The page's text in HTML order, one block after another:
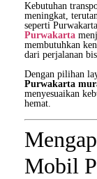
Kebutuhan
meningkat,
seperti
Purwakarta
membutuhkan
dari perjalanan
Dengan pilihan
Purwakarta
menyesuaikan
hemat.
Mobil